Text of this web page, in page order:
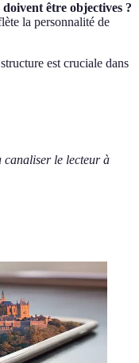
être objectives ?
la personnalité de
est cruciale dans
le lecteur à